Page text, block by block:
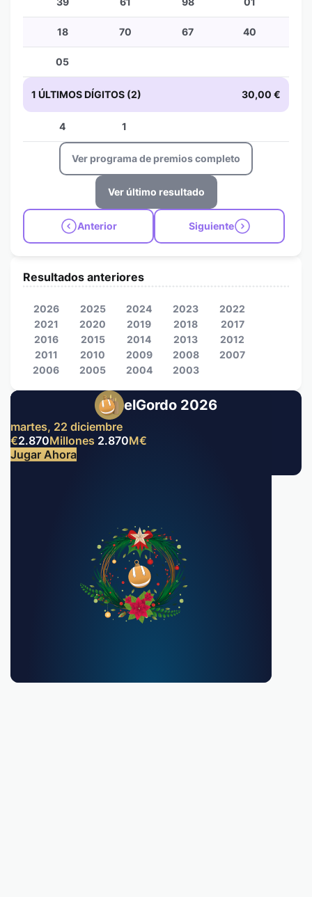
18 70 67 40
05
1 ÚLTIMOS DÍGITOS (2) 30,00 €
4 1
Ver programa de premios completo
Ver último resultado
Anterior Siguiente
elGordo 2026
martes, 22 diciembre
€2.870Millones 2.870M€
Jugar Ahora
Resultados anteriores
2026 2025 2024 2023
2022
2021
2020 2019 2018
2017
2016
2015 2014 2013
2012
2011
2010 2009 2008
2007
2006
2005 2004 2003